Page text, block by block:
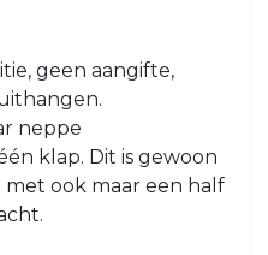
geen aangifte,
neppe
klap. Dit is gewoon
met ook maar een half